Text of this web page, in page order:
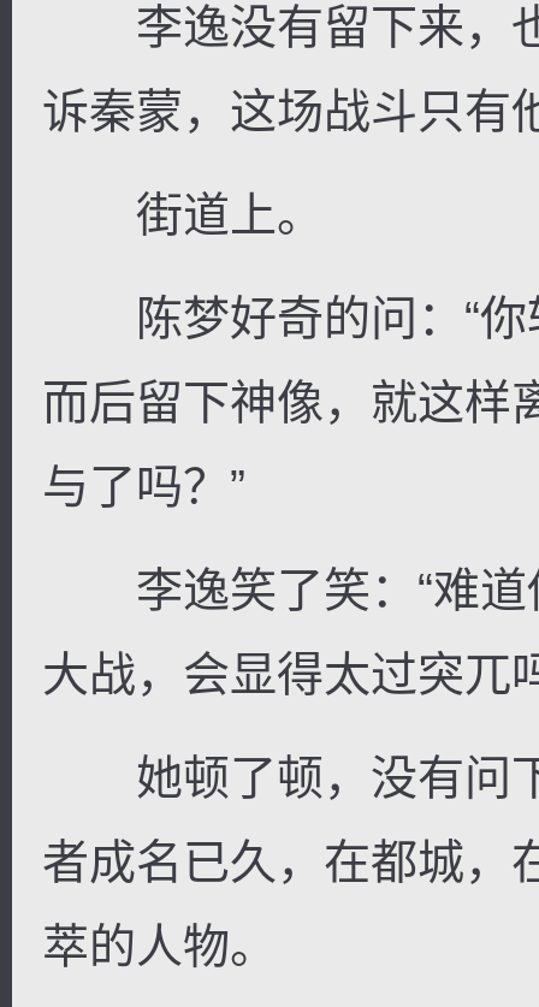
李逸没有留下来，
诉秦蒙，这场战斗只有
街道上。
陈梦好奇的问：“你
而后留下神像，就这样
与了吗？”
李逸笑了笑：“难道
大战，会显得太过突兀
她顿了顿，没有问
者成名已久，在都城，
萃的人物。